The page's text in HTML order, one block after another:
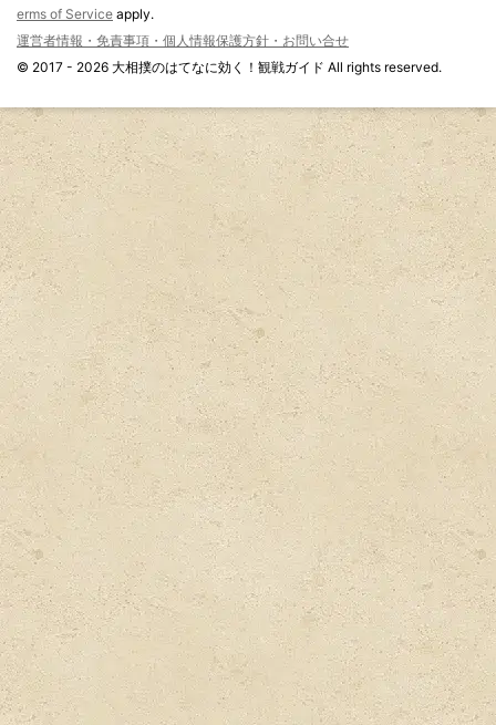
erms of Service apply.
運営者情報・免責事項・個人情報保護方針・お問い合せ
© 2017 - 2026 大相撲のはてなに効く！観戦ガイド All rights reserved.